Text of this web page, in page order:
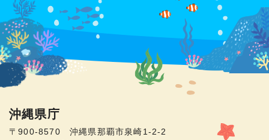
沖縄県庁
〒900-8570 沖縄県那覇市泉崎1-2-2